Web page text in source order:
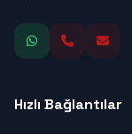
Hızlı Bağlantılar